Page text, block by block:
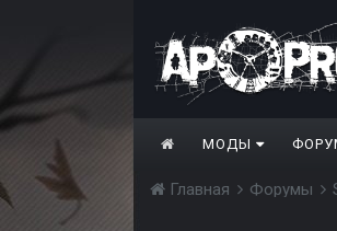
МОДЫ
Главная Форумы